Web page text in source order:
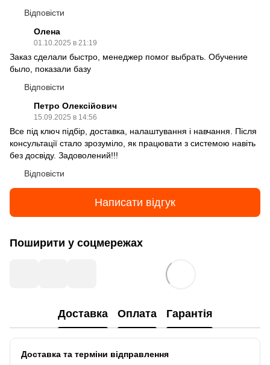
Відповісти
Олена
01.10.2025 в 21:19
Заказ сделали быстро, менеджер помог выбрать. Обучение
было, показали базу
Відповісти
Петро Олексійович
15.09.2025 в 14:56
Все під ключ підбір, доставка, налаштування і навчання. Після
консультації стало зрозуміло, як працювати з системою навіть
без досвіду. Задоволений!!!
Відповісти
Написати відгук
Поширити у соцмережах
Доставка Оплата Гарантія
Доставка та терміни відправлення